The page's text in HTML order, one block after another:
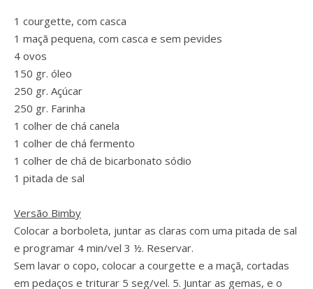
1 courgette, com casca
1 maçã pequena, com casca e sem pevides
4 ovos
150 gr. óleo
250 gr. Açúcar
250 gr. Farinha
1 colher de chá canela
1 colher de chá fermento
1 colher de chá de bicarbonato sódio
1 pitada de sal
Versão Bimby
Colocar a borboleta, juntar as claras com uma pitada de sal
e programar 4 min/vel 3 ½. Reservar.
Sem lavar o copo, colocar a courgette e a maçã, cortadas
em pedaços e triturar 5 seg/vel. 5. Juntar as gemas, e o